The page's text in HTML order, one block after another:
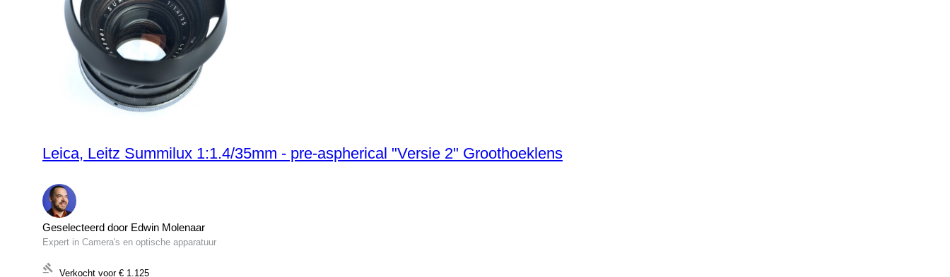
Leica, Leitz Summilux 1:1.4/35mm - pre-aspherical "Versie 2" Groothoeklens
Geselecteerd door Edwin Molenaar
Expert in Camera's en optische apparatuur
Verkocht voor € 1.125